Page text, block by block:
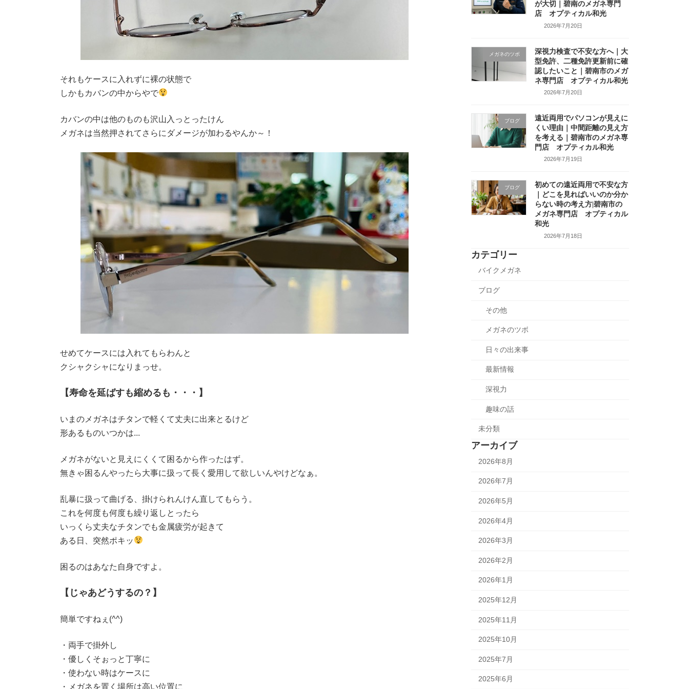
それもケースに入れずに裸の状態で
しかもカバンの中からやで
カバンの中は他のものも沢山入っとったけん
メガネは当然押されてさらにダメージが加わるやんか～！
せめてケースには入れてもらわんと
クシャクシャになりまっせ。
【寿命を延ばすも縮めるも・・・】
いまのメガネはチタンで軽くて丈夫に出来とるけど
形あるものいつかは...
メガネがないと見えにくくて困るから作ったはず。
無きゃ困るんやったら大事に扱って長く愛用して欲しいんやけどなぁ。
乱暴に扱って曲げる、掛けられんけん直してもらう。
これを何度も何度も繰り返しとったら
いっくら丈夫なチタンでも金属疲労が起きて
ある日、突然ポキッ
困るのはあなた自身ですよ。
【じゃあどうするの？】
簡単ですねぇ(^^)
・両手で掛外し
・優しくそぉっと丁寧に
・使わない時はケースに
・メガネを置く場所は高い位置に
が大切｜碧南のメガネ専門
店 オプティカル和光
2026年7月20日
メガネのツボ
深視力検査で不安な方へ｜大
型免許、二種免許更新前に確
認したいこと｜碧南市のメガ
ネ専門店 オプティカル和光
2026年7月20日
ブログ
遠近両用でパソコンが見えに
くい理由｜中間距離の見え方
を考える｜碧南市のメガネ専
門店 オプティカル和光
2026年7月19日
ブログ
初めての遠近両用で不安な方
｜どこを見ればいいのか分か
らない時の考え方|碧南市の
メガネ専門店 オプティカル
和光
2026年7月18日
カテゴリー
バイクメガネ
ブログ
その他
メガネのツボ
日々の出来事
最新情報
深視力
趣味の話
未分類
アーカイブ
2026年8月
2026年7月
2026年5月
2026年4月
2026年3月
2026年2月
2026年1月
2025年12月
2025年11月
2025年10月
2025年7月
2025年6月